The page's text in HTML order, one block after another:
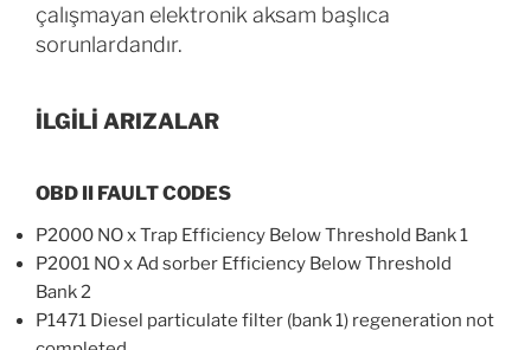
çalışmayan elektronik aksam başlıca
sorunlardandır.
İLGİLİ ARIZALAR
OBD II FAULT CODES
P2000 NO x Trap Efficiency Below Threshold Bank 1
P2001 NO x Ad sorber Efficiency Below Threshold
Bank 2
P1471 Diesel particulate filter (bank 1) regeneration not